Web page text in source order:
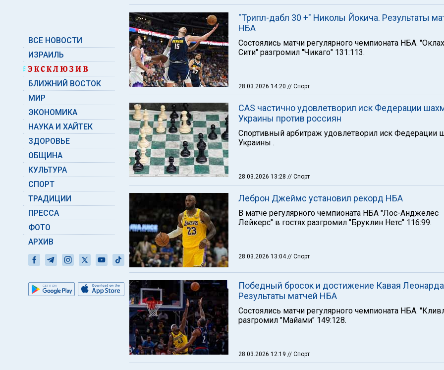
ВСЕ НОВОСТИ
ИЗРАИЛЬ
БЛИЖНИЙ ВОСТОК
МИР
ЭКОНОМИКА
НАУКА И ХАЙТЕК
ЗДОРОВЬЕ
ОБЩИНА
КУЛЬТУРА
СПОРТ
ТРАДИЦИИ
ПРЕССА
ФОТО
АРХИВ
"Трипл-дабл 30 +" Николы Йокича. Результаты
НБА
Состоялись матчи регулярного чемпионата НБА.
Сити" разгромил "Чикаго" 131:113.
28.03.2026 14:20 // Спорт
CAS частично удовлетворил иск Федерации
Украины против россиян
Спортивный арбитраж удовлетворил иск Федерации
Украины .
28.03.2026 13:28 // Спорт
Леброн Джеймс установил рекорд НБА
В матче регулярного чемпионата НБА "Лос-Анджелес
Лейкерс" в гостях разгромил "Бруклин Нетс" 116:99.
28.03.2026 13:04// Спорт
Победный бросок и достижение Кавая
Результаты матчей НБА
Состоялись матчи регулярного чемпионата НБА.
разгромил "Майами" 149:128.
28.03.2026 12:19 // Спорт